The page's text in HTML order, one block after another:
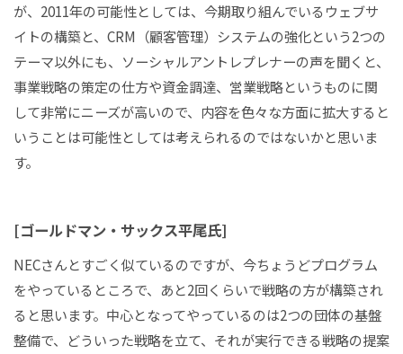
が、2011年の可能性としては、今期取り組んでいるウェブサ
イトの構築と、CRM（顧客管理）システムの強化という2つの
テーマ以外にも、ソーシャルアントレプレナーの声を聞くと、
事業戦略の策定の仕方や資金調達、営業戦略というものに関
して非常にニーズが高いので、内容を色々な方面に拡大すると
いうことは可能性としては考えられるのではないかと思いま
す。
[ゴールドマン・サックス平尾氏]
NECさんとすごく似ているのですが、今ちょうどプログラム
をやっているところで、あと2回くらいで戦略の方が構築され
ると思います。中心となってやっているのは2つの団体の基盤
整備で、どういった戦略を立て、それが実行できる戦略の提案